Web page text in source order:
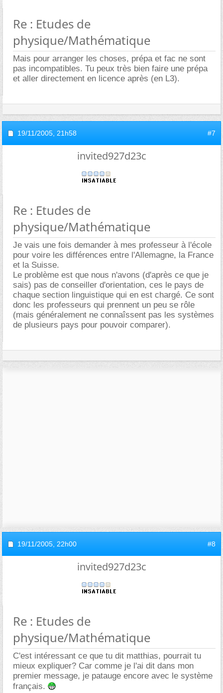
Re : Etudes de
physique/Mathématique
Mais pour arranger les choses, prépa et fac ne sont
pas incompatibles. Tu peux très bien faire une prépa
et aller directement en licence après (en L3).
19/11/2005, 21h58 #7
invited927d23c
Re : Etudes de
physique/Mathématique
Je vais une fois demander à mes professeur à l'école
pour voire les différences entre l'Allemagne, la France
et la Suisse.
Le problème est que nous n'avons (d'après ce que je
sais) pas de conseiller d'orientation, ces le pays de
chaque section linguistique qui en est chargé. Ce sont
donc les professeurs qui prennent un peu se rôle
(mais généralement ne connaîssent pas les systèmes
de plusieurs pays pour pouvoir comparer).
19/11/2005, 22h00 #8
invited927d23c
Re : Etudes de
physique/Mathématique
C'est intéressant ce que tu dit matthias, pourrait tu
mieux expliquer? Car comme je l'ai dit dans mon
premier message, je patauge encore avec le système
français.